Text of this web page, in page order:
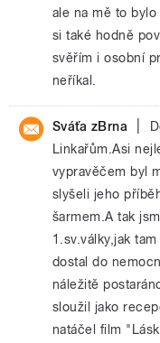
ale na mě to
si také hodně
svěřím i osobní
neříkal.
Sváťa zBrna
Linkařům.Asi
vypravěčem byl
slyšeli jeho
šarmem.A tak
1.sv.války,jak
dostal do
náležitě
sloužil jako
natáčel film